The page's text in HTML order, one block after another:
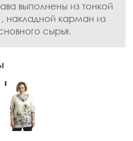
выполнены из тонкой
накладной карман из
сырья.